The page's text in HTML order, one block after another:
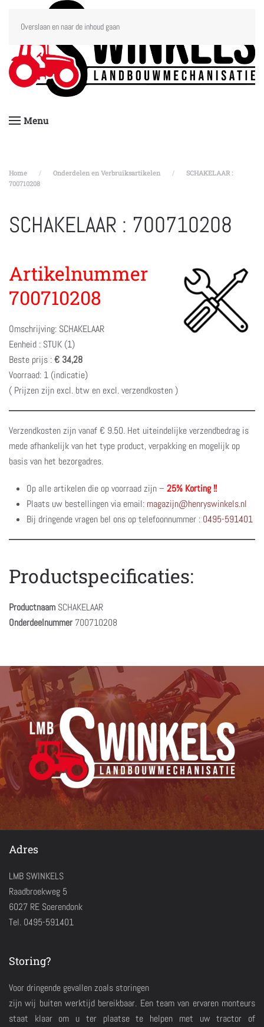
Overslaan en naar de inhoud gaan
Menu
Home Onderdelen en Verbruiksartikelen
SCHAKELAAR :
700710208
SCHAKELAAR : 700710208
Artikelnummer
700710208
Omschrijving: SCHAKELAAR
Eenheid : STUK (1)
Beste prijs :€ 34,28
Voorraad: 1 (indicatie)
( Prijzen zijn excl. btw en excl. verzendkosten )
Verzendkosten zijn vanaf € 9.50. Het uiteindelijke verzendbedrag is
mede afhankelijk van het type product, verpakking en mogelijk op
basis van het bezorgadres.
Op alle artikelen die op voorraad zijn – 25% Korting !!
Plaats uw bestellingen via email: magazijn@henryswinkels.nl
Bij dringende vragen bel ons op telefoonnummer : 0495-591401
Productspecificaties:
Productnaam SCHAKELAAR
Onderdeelnummer 700710208
Adres
LMB SWINKELS
Raadbroekweg 5
6027 RE Soerendonk
Tel. 0495-591401
Storing?
Voor dringende gevallen zoals storingen
zijn wij buiten werktijd bereikbaar. Een team van ervaren monteurs
staat klaar om u ter plaatse te helpen met uw tractor of